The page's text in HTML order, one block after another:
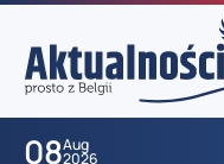
08Aug
2026